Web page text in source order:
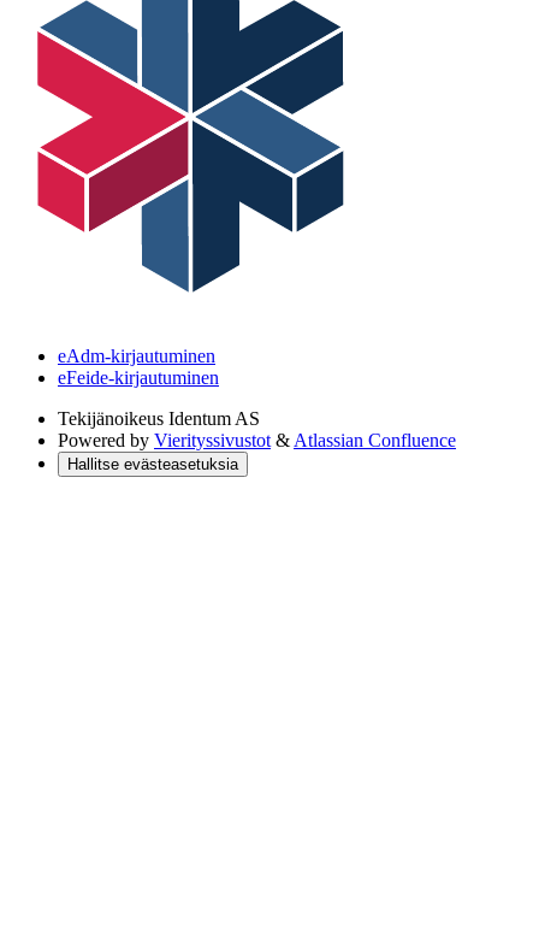
eAdm-kirjautuminen
eFeide-kirjautuminen
Tekijänoikeus Identum AS
Powered by Vierityssivustot & Atlassian Confluence
Hallitse evästeasetuksia